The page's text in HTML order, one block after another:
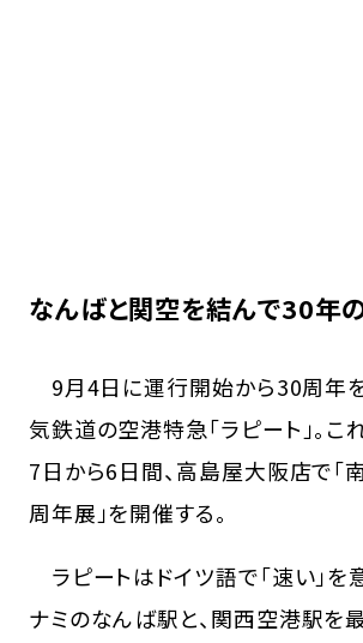
なんばと関空を結んで30年
9月4日に運行開始から30周年
気鉄道の空港特急「ラピート」。こ
7日から6日間、高島屋大阪店で「
周年展」を開催する。
ラピートはドイツ語で「速い」を
ナミのなんば駅と、関西空港駅を